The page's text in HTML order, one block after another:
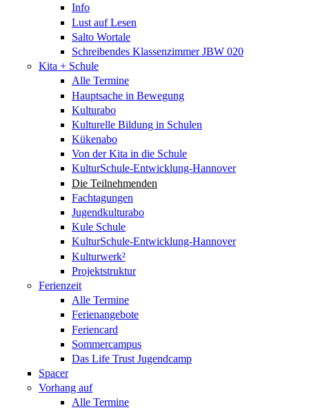
Info
Lust auf Lesen
Salto Wortale
Schreibendes Klassenzimmer JBW 020
Kita + Schule
Alle Termine
Hauptsache in Bewegung
Kulturabo
Kulturelle Bildung in Schulen
Kükenabo
Von der Kita in die Schule
KulturSchule-Entwicklung-Hannover
Die Teilnehmenden
Fachtagungen
Jugendkulturabo
Kule Schule
KulturSchule-Entwicklung-Hannover
Kulturwerk²
Projektstruktur
Ferienzeit
Alle Termine
Ferienangebote
Feriencard
Sommercampus
Das Life Trust Jugendcamp
Spacer
Vorhang auf
Alle Termine